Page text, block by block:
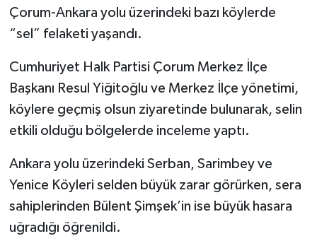
Çorum-Ankara yolu üzerindeki bazı köylerde
“sel” felaketi yaşandı.
Cumhuriyet Halk Partisi Çorum Merkez İlçe
Başkanı Resul Yiğitoğlu ve Merkez İlçe yönetimi,
köylere geçmiş olsun ziyaretinde bulunarak, selin
etkili olduğu bölgelerde inceleme yaptı.
Ankara yolu üzerindeki Serban, Sarimbey ve
Yenice Köyleri selden büyük zarar görürken, sera
sahiplerinden Bülent Şimşek’in ise büyük hasara
uğradığı öğrenildi.